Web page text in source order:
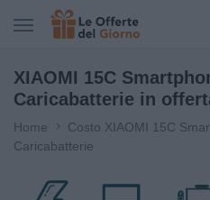
XIAOMI 15C
Caricabatterie in
Home
Costo XIAOMI 15C
Caricabatterie